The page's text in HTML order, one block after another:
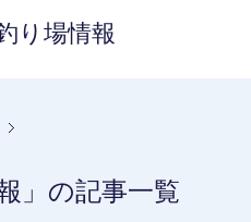
り場情報
」の記事一覧